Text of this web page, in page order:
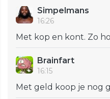
Simpelmans
16:26
Met kop en kont. Zo
Brainfart
16:15
Met geld koop je nog